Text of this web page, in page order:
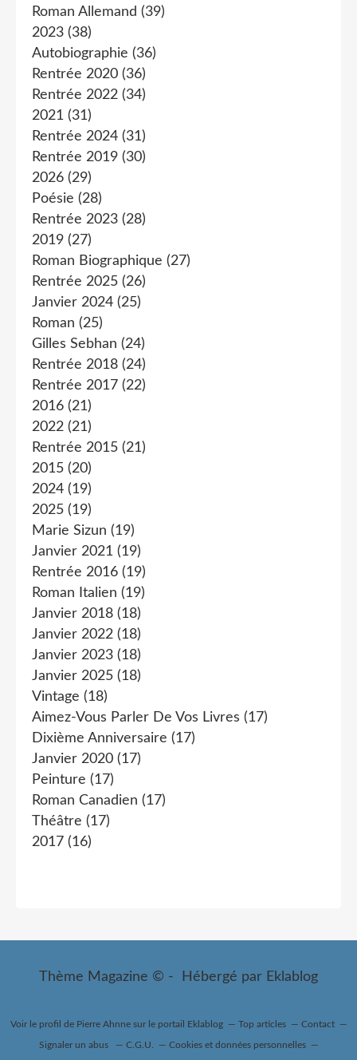
Roman Allemand (39)
2023 (38)
Autobiographie (36)
Rentrée 2020 (36)
Rentrée 2022 (34)
2021 (31)
Rentrée 2024 (31)
Rentrée 2019 (30)
2026 (29)
Poésie (28)
Rentrée 2023 (28)
2019 (27)
Roman Biographique (27)
Rentrée 2025 (26)
Janvier 2024 (25)
Roman (25)
Gilles Sebhan (24)
Rentrée 2018 (24)
Rentrée 2017 (22)
2016 (21)
2022 (21)
Rentrée 2015 (21)
2015 (20)
2024 (19)
2025 (19)
Marie Sizun (19)
Janvier 2021 (19)
Rentrée 2016 (19)
Roman Italien (19)
Janvier 2018 (18)
Janvier 2022 (18)
Janvier 2023 (18)
Janvier 2025 (18)
Vintage (18)
Aimez-Vous Parler De Vos Livres (17)
Dixième Anniversaire (17)
Janvier 2020 (17)
Peinture (17)
Roman Canadien (17)
Théâtre (17)
2017 (16)
Thème Magazine © - Hébergé par Eklablog
Voir le profil de Pierre Ahnnesur le portail Eklablog Top articles Contact
Signaler un abus C.G.U. Cookies et données personnelles